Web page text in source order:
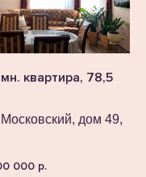
квартира, 78,5
Московский, дом 49,
000 р.